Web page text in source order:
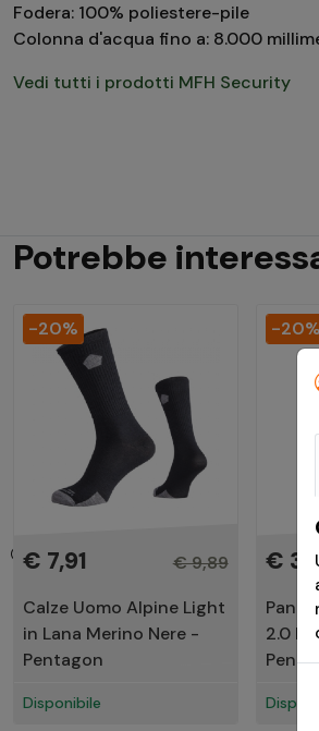
Fodera: 100% poliestere-pile
Colonna d'acqua fino a: 8.000
Vedi tutti i prodotti MFH Security
Potrebbe
-20%
€ 7,91
€ 9,89
Calze Uomo Alpine Light
in Lana Merino Nere -
Pentagon
Disponibile
-20%
€
2.0